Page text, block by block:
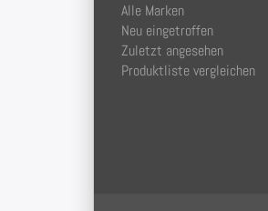
Alle Marken
Neu eingetroffen
Zuletzt angesehen
Produktliste vergleichen